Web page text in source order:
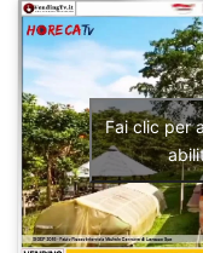
Fai clic per